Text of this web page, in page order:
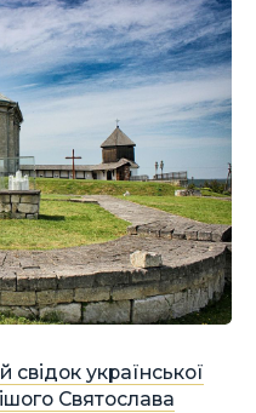
свідок української
Святослава